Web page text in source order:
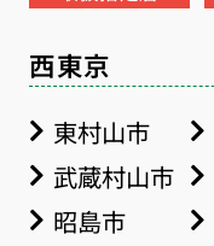
西東京
東村山市
武蔵村山市
昭島市